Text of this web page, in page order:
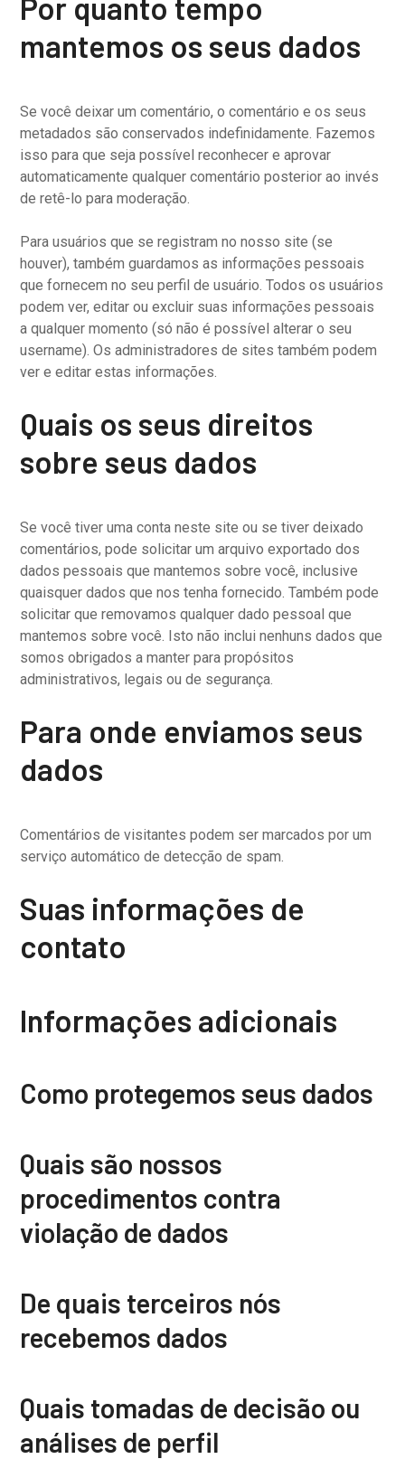
Por quanto tempo
mantemos os seus dados
Se você deixar um comentário, o comentário e os seus
metadados são conservados indefinidamente. Fazemos
isso para que seja possível reconhecer e aprovar
automaticamente qualquer comentário posterior ao invés
de retê-lo para moderação.
Para usuários que se registram no nosso site (se
houver), também guardamos as informações pessoais
que fornecem no seu perfil de usuário. Todos os usuários
podem ver, editar ou excluir suas informações pessoais
a qualquer momento (só não é possível alterar o seu
username). Os administradores de sites também podem
ver e editar estas informações.
Quais os seus direitos
sobre seus dados
Se você tiver uma conta neste site ou se tiver deixado
comentários, pode solicitar um arquivo exportado dos
dados pessoais que mantemos sobre você, inclusive
quaisquer dados que nos tenha fornecido. Também pode
solicitar que removamos qualquer dado pessoal que
mantemos sobre você. Isto não inclui nenhuns dados que
somos obrigados a manter para propósitos
administrativos, legais ou de segurança.
Para onde enviamos seus
dados
Comentários de visitantes podem ser marcados por um
serviço automático de detecção de spam.
Suas informações de
contato
Informações adicionais
Como protegemos seus dados
Quais são nossos
procedimentos contra
violação de dados
De quais terceiros nós
recebemos dados
Quais tomadas de decisão ou
análises de perfil